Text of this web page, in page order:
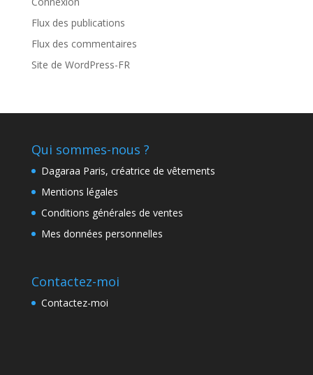
Flux des publications
Flux des commentaires
Site de WordPress-FR
Qui sommes-nous ?
Dagaraa Paris, créatrice de vêtements
Mentions légales
Conditions générales de ventes
Mes données personnelles
Contactez-moi
Contactez-moi